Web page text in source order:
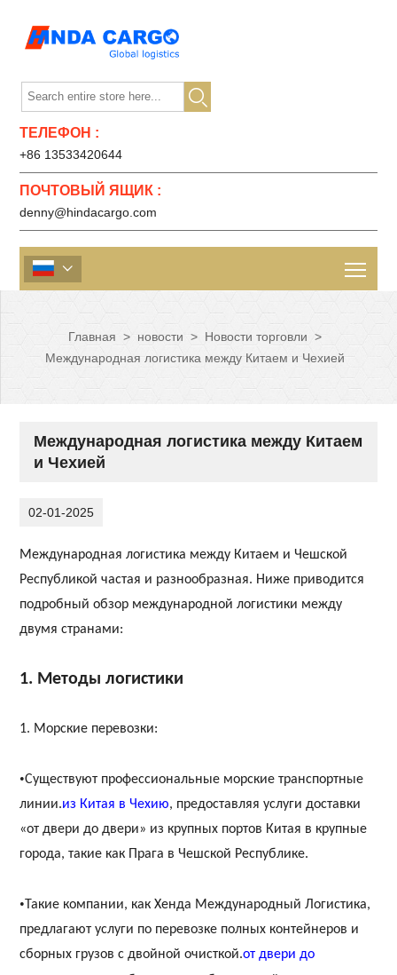

ТЕЛЕФОН :
+86 13533420644
ПОЧТОВЫЙ ЯЩИК :
denny@hindacargo.com

Главная > новости > Новости торговли >
Международная логистика между Китаем и Чехией
Международная логистика между Китаем
и Чехией
02-01-2025
Международная логистика между Китаем и Чешской
Республикой частая и разнообразная. Ниже приводится
подробный обзор международной логистики между
двумя странами:
1. Методы логистики
1. Морские перевозки:
•Существуют профессиональные морские транспортные
линии.из Китая в Чехию, предоставляя услуги доставки
«от двери до двери» из крупных портов Китая в крупные
города, такие как Прага в Чешской Республике.
•Такие компании, как Хенда Международный Логистика,
предлагают услуги по перевозке полных контейнеров и
сборных грузов с двойной очисткой.от двери до